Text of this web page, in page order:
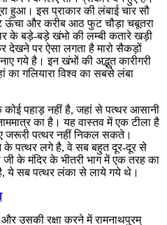
हुआ। इस प्राकार की लंबाई चार सौ
और करीब आठ फुट चौड़ा चबूतरा
के बड़े-बड़े खंभो की लम्बी कतारे खड़ी
देखने पर ऐसा लगता है मारो सैकड़ों
गये है। इन खंभों की अद्भुत कारीगरी
का गलियारा विश्व का सबसे लंबा
पहाड़ नहीं है, जहां से पत्थर आसानी
का है। यह वास्तव में एक टीला है
जरूरी पत्थर नहीं निकल सकते।
के पत्थर लगे है, वे सब बहुत दूर-दूर से
के मंदिर के भीतरी भाग में एक तरह का
ये सब पत्थर लंका से लाये गये थे।
उसकी रक्षा करने में रामनाथपुरम्